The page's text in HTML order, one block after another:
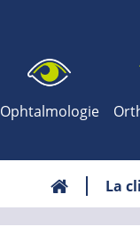
Ophtalmologie
La